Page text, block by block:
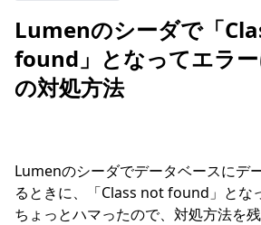
Lumenのシーダで「
found」となってエラ
の対処方法
Lumenのシーダでデータベースにデ
るときに、「Class not found」とな
ちょっとハマったので、対処方法を残